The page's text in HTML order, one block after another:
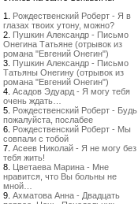
1. Рождественский Роберт - Я в
глазах твоих утону, можно?
2. Пушкин Александр - Письмо
Онегина Татьяне (отрывок из
романа "Евгений Онегин")
3. Пушкин Александр - Письмо
Татьяны Онегину (отрывок из
романа "Евгений Онегин")
4. Асадов Эдуард - Я могу тебя
очень ждать…
5. Рождественский Роберт - Будь,
пожалуйста, послабее
6. Рождественский Роберт - Мы
совпали с тобой
7. Асеев Николай - Я не могу без
тебя жить!
8. Цветаева Марина - Мне
нравится, что Вы больны не
мной…
9. Ахматова Анна - Двадцать